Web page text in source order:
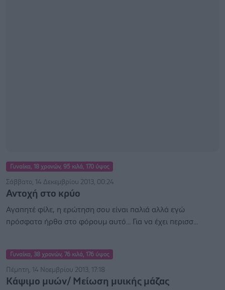
Γυναίκα, 18 χρονών, 95 κιλά, 170 ύψος
Σάββατο, 14 Δεκεμβρίου 2013, 00:24
Αντοχή στο κρύο
Αγαπητέ φίλε, η ερώτηση σου είναι παλιά αλλά εγώ
πρόσφατα ήρθα στο φόρουμ αυτό... Για να έχει περισσ...
Γυναίκα, 38 χρονών, 76 κιλά, 176 ύψος
Πέμπτη, 14 Νοεμβρίου 2013, 17:18
Κάψιμο μυών/ Μείωση μυικής μάζας